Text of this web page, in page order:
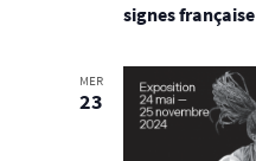
signes française
MER
23